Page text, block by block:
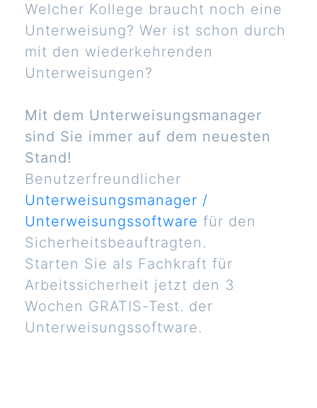
Welcher Kollege braucht noch eine
Unterweisung? Wer ist schon durch
mit den wiederkehrenden
Unterweisungen?
Mit dem Unterweisungsmanager
sind Sie immer auf dem neuesten
Stand!
Benutzerfreundlicher
Unterweisungsmanager /
Unterweisungssoftware für den
Sicherheitsbeauftragten.
Starten Sie als Fachkraft für
Arbeitssicherheit jetzt den 3
Wochen GRATIS-Test. der
Unterweisungssoftware.